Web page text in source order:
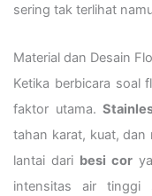
sering tak terlihat
Material dan Desain
Ketika berbicara soal
faktor utama.
tahan karat, kuat, dan
lantai dari besi cor
intensitas air tinggi